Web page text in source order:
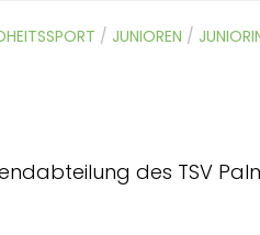
/ JUNIOREN /
des TSV